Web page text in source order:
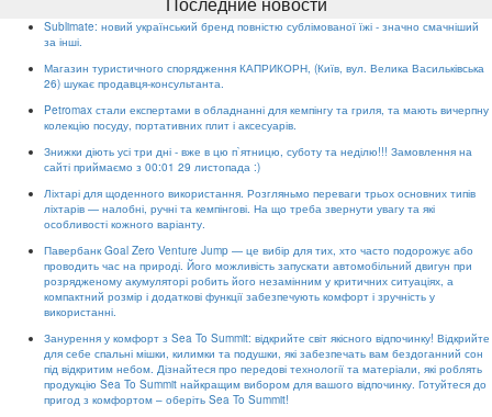
Sublimate: новий український бренд повністю сублімованої їжі - значно смачніший
за інші.
Магазин туристичного спорядження КАПРИКОРН, (Київ, вул. Велика Васильківська
26) шукає продавця-консультанта.
Petromax стали експертами в обладнанні для кемпінгу та гриля, та мають вичерпну
колекцію посуду, портативних плит і аксесуарів.
Знижки діють усі три дні - вже в цю п`ятницю, суботу та неділю!!! Замовлення на
сайті приймаємо з 00:01 29 листопада :)
Ліхтарі для щоденного використання. Розгляньмо переваги трьох основних типів
ліхтарів — налобні, ручні та кемпінгові. На що треба звернути увагу та які
особливості кожного варіанту.
Павербанк Goal Zero Venture Jump — це вибір для тих, хто часто подорожує або
проводить час на природі. Його можливість запускати автомобільний двигун при
розрядженому акумуляторі робить його незамінним у критичних ситуаціях, а
компактний розмір і додаткові функції забезпечують комфорт і зручність у
використанні.
Занурення у комфорт з Sea To Summit: відкрийте світ якісного відпочинку! Відкрийте
для себе спальні мішки, килимки та подушки, які забезпечать вам бездоганний сон
під відкритим небом. Дізнайтеся про передові технології та матеріали, які роблять
продукцію Sea To Summit найкращим вибором для вашого відпочинку. Готуйтеся до
пригод з комфортом – оберіть Sea To Summit!